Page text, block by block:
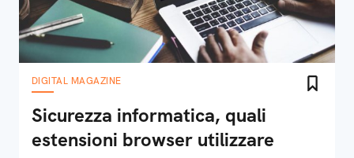
DIGITAL MAGAZINE
Sicurezza informatica, quali
estensioni browser utilizzare